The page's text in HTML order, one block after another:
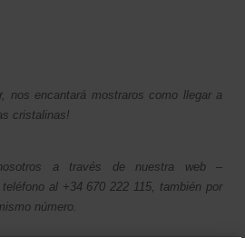
nos encantará mostraros como llegar a
cristalinas!
a través de nuestra web –
teléfono al +34 670 222 115, también por
número.